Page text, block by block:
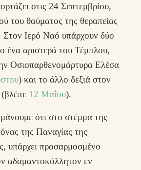
στις 24 Σεπτεμβρίου,
του θαύματος της θεραπείας
Στον Ιερό Ναό υπάρχουν δύο
ένα αριστερά του Τέμπλου,
Οσιοπαρθενομάρτυρα Ελέσα
) και το άλλο δεξιά στον
12 Μαΐου).
ότι στο στέμμα της
της Παναγίας της
υπάρχει προσαρμοσμένο
αδαμαντοκόλλητον εν